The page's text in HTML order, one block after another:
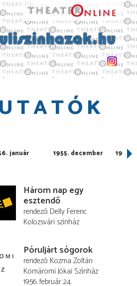
január 1955. december 1955.
Három nap egy
esztendő
rendező Delly Ferenc
Kolozsvári színház
Póruljárt sógorok
rendező Kozma Zoltán
Komáromi Jókai Színház
1956. február 24.